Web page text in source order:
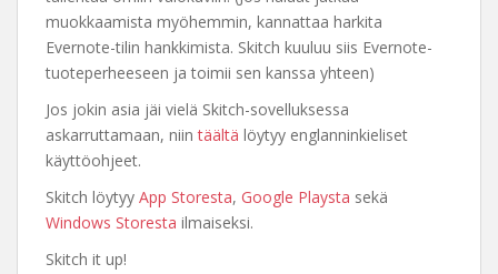
muokkaamista myöhemmin, kannattaa harkita
Evernote-tilin hankkimista. Skitch kuuluu siis Evernote-
tuoteperheeseen ja toimii sen kanssa yhteen)
Jos jokin asia jäi vielä Skitch-sovelluksessa
askarruttamaan, niintäältä löytyy englanninkieliset
käyttöohjeet.
Skitch löytyy App Storesta, Google Playsta sekä
Windows Storesta ilmaiseksi.
Skitch it up!